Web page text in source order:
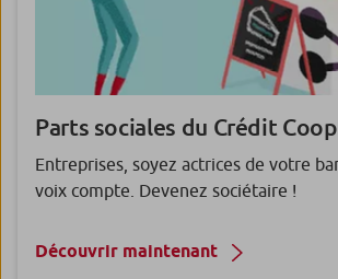
Parts sociales du Crédit
Entreprises, soyez actrices de votre
voix compte. Devenez sociétaire !
Découvrir maintenant